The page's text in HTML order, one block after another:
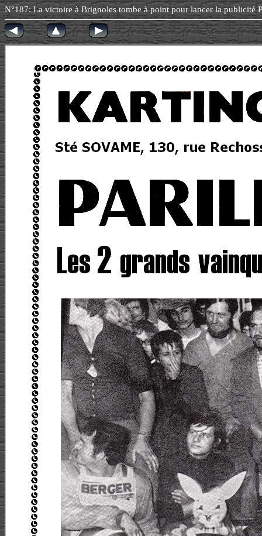
N°187: La victoire à Brignoles tombe à point pour lancer la